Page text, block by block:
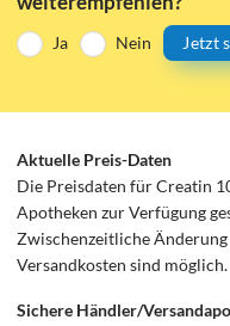
Ja Nein Jetzt
Aktuelle Preis-Daten
Die Preisdaten für Creatin
Apotheken zur Verfügung
Zwischenzeitliche Änderung
Versandkosten sind möglich.
Sichere Händler/